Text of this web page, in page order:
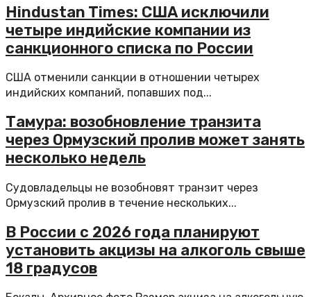
Hindustan Times: США исключили
четыре индийские компании из
санкционного списка по России
США отменили санкции в отношении четырех
индийских компаний, попавших под...
Тамура: возобновление транзита
через Ормузский пролив может занять
несколько недель
Судовладельцы не возобновят транзит через
Ормузский пролив в течение нескольких...
В России с 2026 года планируют
установить акцизы на алкоголь свыше
18 градусов